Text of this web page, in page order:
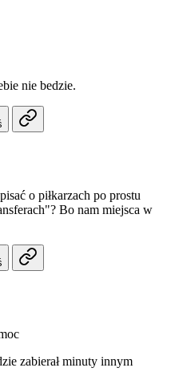
nie bedzie.
o piłkarzach po prostu
Bo nam miejsca w
zabierał minuty innym